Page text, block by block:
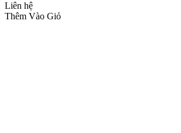
Liên hệ
Thêm Vào Giỏ